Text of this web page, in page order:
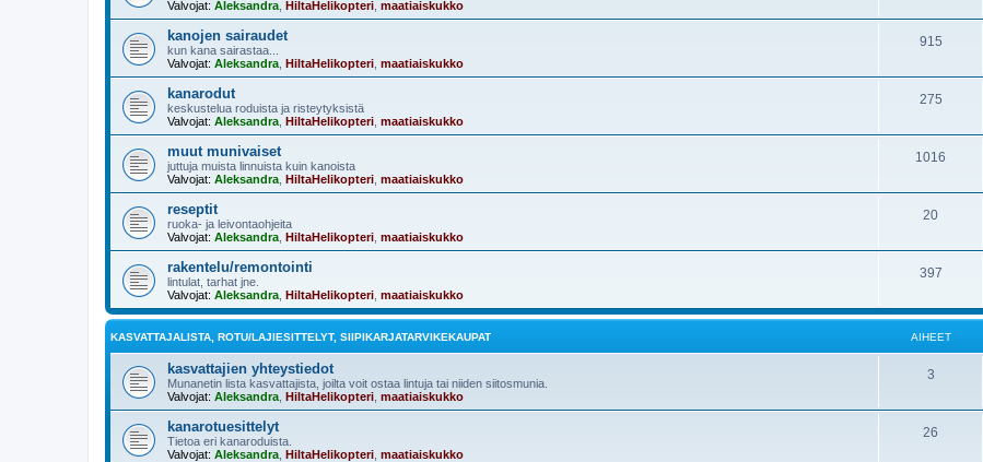
Valvojat: Aleksandra HiltaHelikopteri maatiaiskukko
kanojen sairaudet
kun kana sairastaa...
Valvojat: Aleksandra HiltaHelikopteri maatiaiskukko
915
kanarodut
keskustelua roduista ja risteytyksistä
Valvojat: Aleksandra HiltaHelikopteri maatiaiskukko
275
muut munivaiset
juttuja muista linnuista kuin kanoista
Valvojat: Aleksandra HiltaHelikopteri maatiaiskukko
1016
reseptit
ruoka- ja leivontaohjeita
Valvojat: Aleksandra HiltaHelikopteri maatiaiskukko
20
rakentelu/remontointi
lintulat, tarhat jne.
Valvojat: Aleksandra HiltaHelikopteri maatiaiskukko
397
KASVATTAJALISTA, ROTU/LAJIESITTELYT, SIIPIKARJATARVIKEKAUPAT AIHEET
kasvattajien yhteystiedot
Munanetin lista kasvattajista, joilta voit ostaa lintuja tai niiden siitosmunia.
Valvojat: Aleksandra HiltaHelikopteri maatiaiskukko
3
kanarotuesittelyt
Tietoa eri kanaroduista.
Valvojat: Aleksandra HiltaHelikopteri maatiaiskukko
26